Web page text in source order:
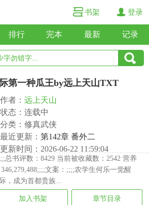
书架 登录
排行 完本 最新 记录
第一种瓜王by远上天山TXT
作者： 远上天山
状态：连载中
分类：修真武侠
最近更新： 第142章 番外二
更新时间：2026-06-22 11:59:04
总书评数：8429 当前被收藏数：2542 营养
文案：;;;;农学生何乐一觉醒
，成为首都贵族...
加入书架 章节目录